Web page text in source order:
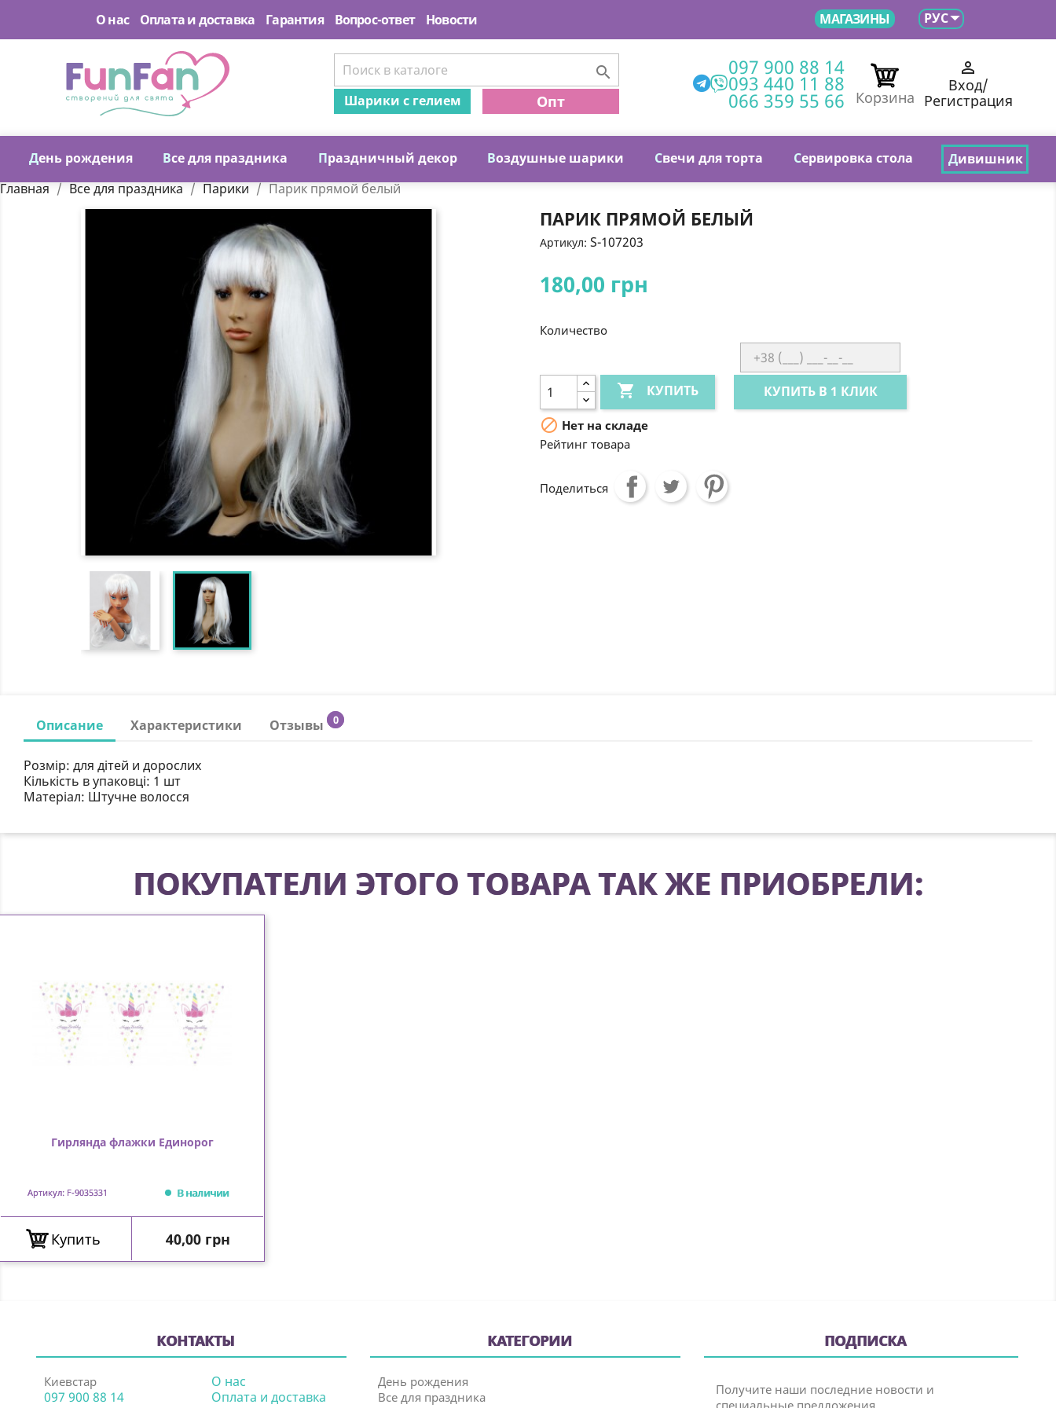
О нас Оплата и доставка Гарантия Вопрос-ответ Новости МАГАЗИНЫ РУС
День рождения Все для праздника Праздничный декор Воздушные шарики Свечи для торта Сервировка стола Дивишник

Шарики с гелием Опт
097 900 88 14
093 440 11 88
066 359 55 66 Корзина

Вход/
Регистрация
Главная Все для праздника Парики Парик прямой белый
ПАРИК ПРЯМОЙ БЕЛЫЙ
Артикул: S-107203
180,00 грн
Количество
 КУПИТЬ КУПИТЬ В 1 КЛИК
 Нет на складе
Рейтинг товара
Поделиться
Описание Характеристики Отзывы 0
Розмір: для дітей и дорослих
Кількість в упаковці: 1 шт
Матеріал: Штучне волосся
ПОКУПАТЕЛИ ЭТОГО ТОВАРА ТАК ЖЕ ПРИОБРЕЛИ:
Гирлянда флажки Единорог
Артикул: F-9035331 В наличии
Купить Цена
40,00 грн
КОНТАКТЫ
Киевстар
097 900 88 14
О нас
Оплата и доставка
КАТЕГОРИИ
День рождения
Все для праздника
ПОДПИСКА
Получите наши последние новости и